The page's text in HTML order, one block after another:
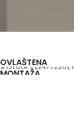
OVLAŠTENA
MONTAŽA